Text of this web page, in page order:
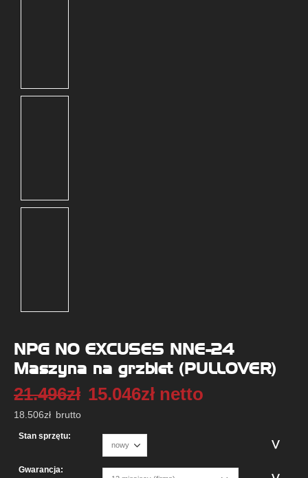
NPG NO EXCUSES NNE-24
Maszyna na grzbiet (PULLOVER)
21.496zł 15.046zł netto
18.506zł brutto
Stan sprzętu:
Gwarancja: